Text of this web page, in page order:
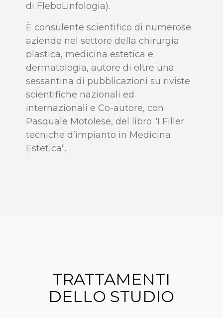
di FleboLinfologia).
È consulente scientifico di numerose
aziende nel settore della chirurgia
plastica, medicina estetica e
dermatologia, autore di oltre una
sessantina di pubblicazioni su riviste
scientifiche nazionali ed
internazionali e Co-autore, con
Pasquale Motolese, del libro “I Filler
tecniche d’impianto in Medicina
Estetica“.
TRATTAMENTI
DELLO STUDIO